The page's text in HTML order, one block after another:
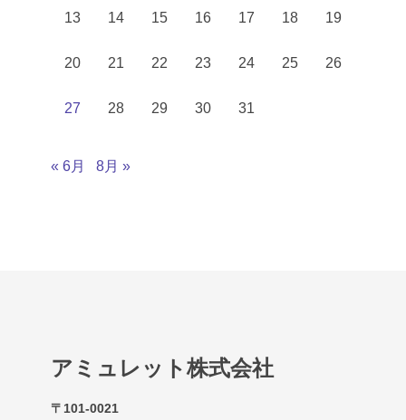
13 14 15 16 17 18 19
20 21 22 23 24 25 26
27 28 29 30 31
« 6月 8月 »
アミュレット株式会社
〒101-0021